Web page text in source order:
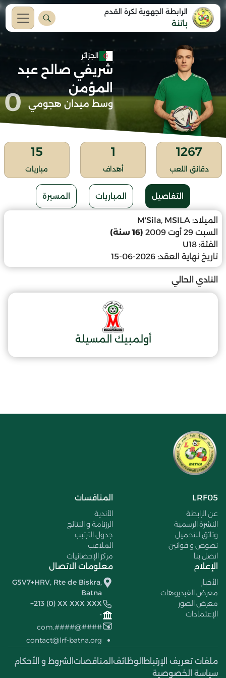
الرابطة الجهوية لكرة القدم
باتنة
الجزائر
شريفي صالح عبد
المؤمن
وسط ميدان هجومي 0
1267
دقائق اللعب
1
أهداف
15
مباريات
التفاصيل المباريات المسيرة
الميلاد: M'Sila, MSILA
السبت 29 أوت 2009
(16 سنة)
الفئة: U18
تاريخ نهاية العقد: 2026-06-15
النادي الحالي
أولمبيك المسيلة
LRF05
عن الرابطة
النشرة الرسمية
وثائق للتحميل
نصوص و قوانين
اتصل بنا
المنافسات
الأندية
الرزنامة و النتائج
جدول الترتيب
الملاعب
مركز الإحصائيات
الإعلام
الأخبار
معرض الفيديوهات
معرض الصور
الإعتمادات
معلومات الاتصال
G5V7+HRV, Rte de Biskra,
Batna
+213 (0) XX XXX XXX
-
####@####.com
contact@lrf-batna.org
ملفات تعريف الإرتباط الوظائف المناقصات الشروط و الأحكام
سياسة الخصوصية